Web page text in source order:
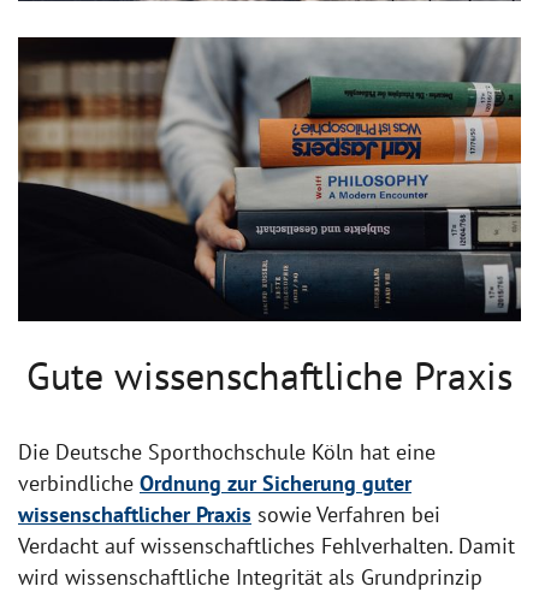
Gute wissenschaftliche Praxis
Die Deutsche Sporthochschule Köln hat eine
verbindliche Ordnung zur Sicherung guter
wissenschaftlicher Praxis sowie Verfahren bei
Verdacht auf wissenschaftliches Fehlverhalten. Damit
wird wissenschaftliche Integrität als Grundprinzip